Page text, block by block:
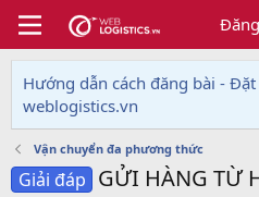
Hướng dẫn cách đăng bài -
weblogistics.vn
Vận chuyển đa phương thức
Giải đáp GỬI HÀNG TỪ